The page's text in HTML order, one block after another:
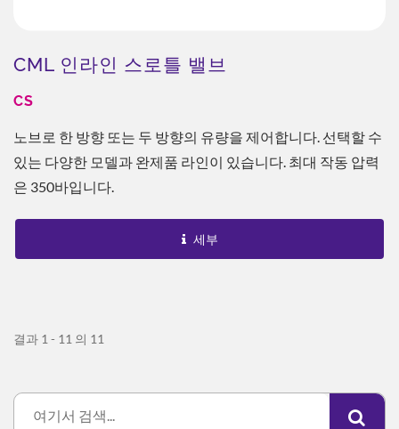
CML 인라인 스로틀 밸브
CS
노브로 한 방향 또는 두 방향의 유량을 제어합니다. 선택할 수
있는 다양한 모델과 완제품 라인이 있습니다. 최대 작동 압력
은 350바입니다.
세부
결과 1 - 11 의 11